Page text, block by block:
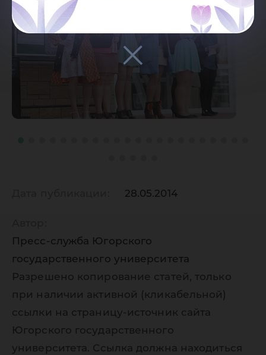
28.05.2014
Пресс-служба Югорского
государственного университета
Разрешено копирование статей, только
при наличии активной (кликабельной)
ссылки на страницу-источник сайта
Югорского государственного
университета. Ссылка должна находиться